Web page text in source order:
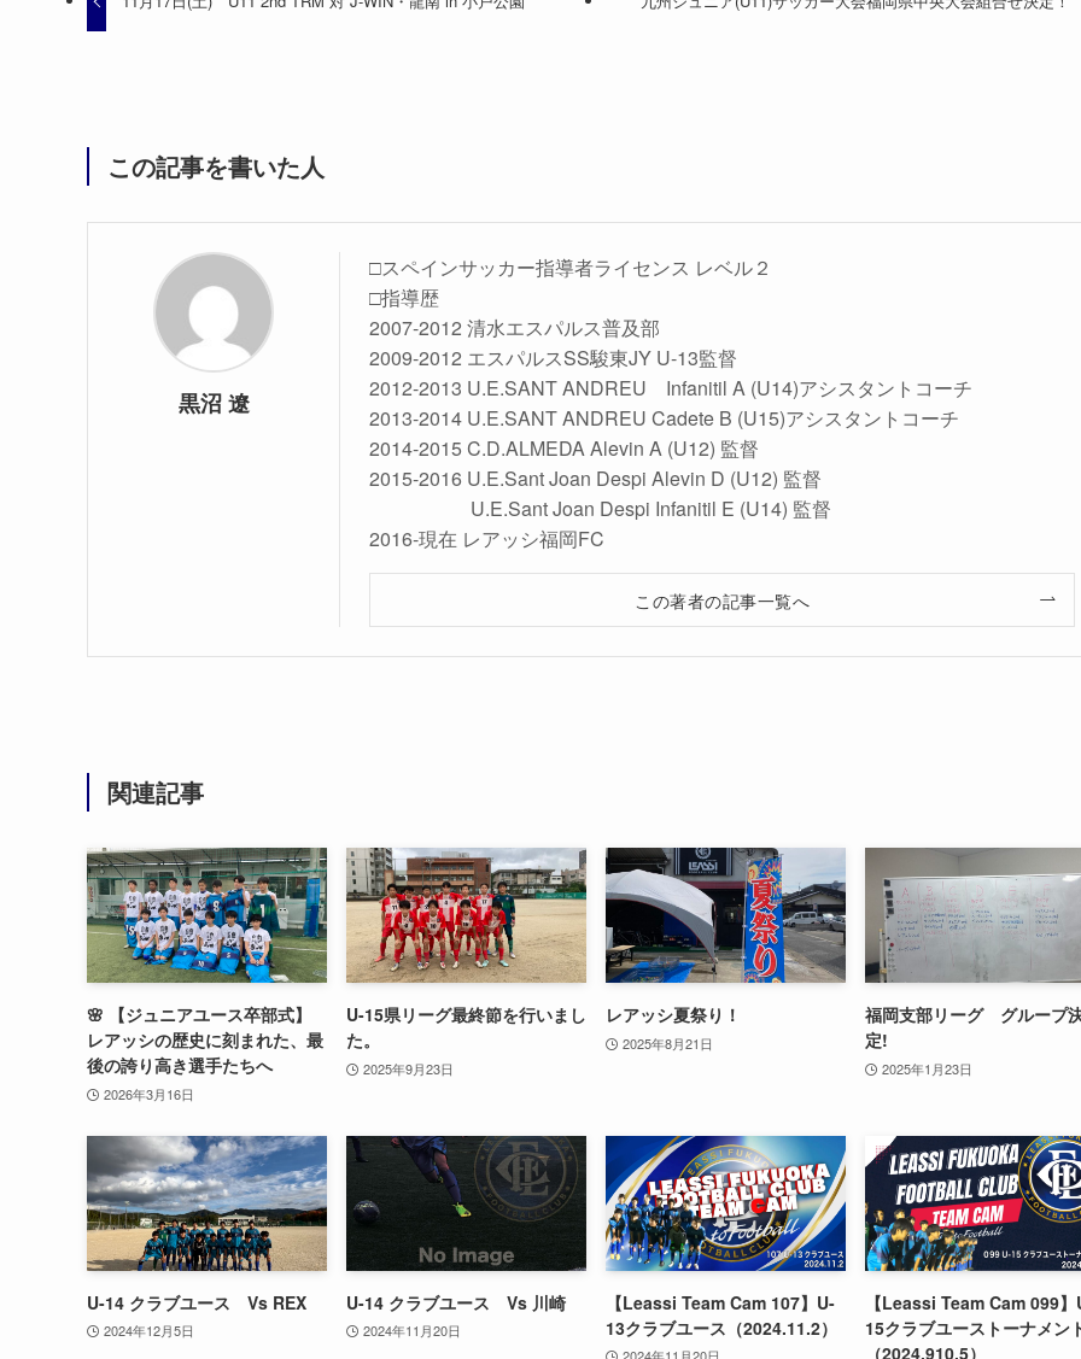
この記事を書いた人
黒沼 遼
□スペインサッカー指導者ライセンス レベル２
□指導歴
2007-2012 清水エスパルス普及部
2009-2012 エスパルスSS駿東JY U-13監督
2012-2013 U.E.SANT ANDREU Infanitil A (U14)アシスタントコーチ
2013-2014 U.E.SANT ANDREU Cadete B (U15)アシスタントコーチ
2014-2015 C.D.ALMEDA Alevin A (U12) 監督
2015-2016 U.E.Sant Joan Despi Alevin D (U12) 監督
U.E.Sant Joan Despi Infanitil E (U14) 監督
2016-現在 レアッシ福岡FC
この著者の記事一覧へ
関連記事
🌸 【ジュニアユース卒部式】
レアッシの歴史に刻まれた、最
後の誇り高き選手たちへ
2026年3月16日
U-15県リーグ最終節を行いまし
た。
2025年9月23日
レアッシ夏祭り！
2025年8月21日
福岡支部リーグ グループ
定!
2025年1月23日
U-14 クラブユース Vs REX
2024年12月5日
U-14 クラブユース Vs 川崎
2024年11月20日
【Leassi Team Cam 107】U-
13クラブユース（2024.11.2）
【Leassi Team Cam 099】
15クラブユーストーナメン
（2024.910.5）